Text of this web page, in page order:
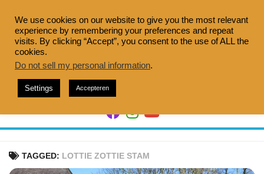
naar
inhoud
TAGGED: LOTTIE ZOTTIE STAM
We use cookies on our website to give you the most relevant
experience by remembering your preferences and repeat
visits. By clicking “Accept”, you consent to the use of ALL the
cookies.
Do not sell my personal information.
Settings Accepteren